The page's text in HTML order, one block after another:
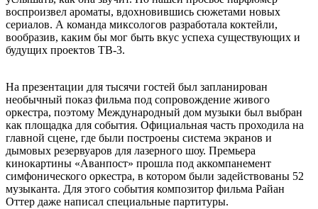
воспроизвел ароматы, вдохновившись сюжетами новых
сериалов. А команда миксологов разработала коктейли,
вообразив, каким бы мог быть вкус успеха существующих и
будущих проектов ТВ-3.
На презентации для тысячи гостей был запланирован
необычный показ фильма под сопровождение живого
оркестра, поэтому Международный дом музыки был выбран
как площадка для события. Официальная часть проходила на
главной сцене, где были построены система экранов и
дымовых резервуаров для лазерного шоу. Премьера
кинокартины «Аванпост» прошла под аккомпанемент
симфонического оркестра, в котором были задействованы 52
музыканта. Для этого события композитор фильма Райан
Оттер даже написал специальные партитуры.